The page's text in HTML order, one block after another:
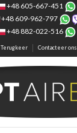
+48 605-667-451
+48 609-962-797
+48 882-022-516
Terugkeer Contacteer ons